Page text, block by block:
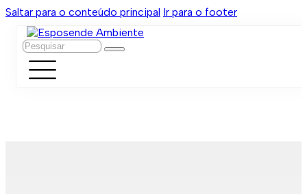
Saltar para o conteúdo principal Ir para o footer
Pesquisar